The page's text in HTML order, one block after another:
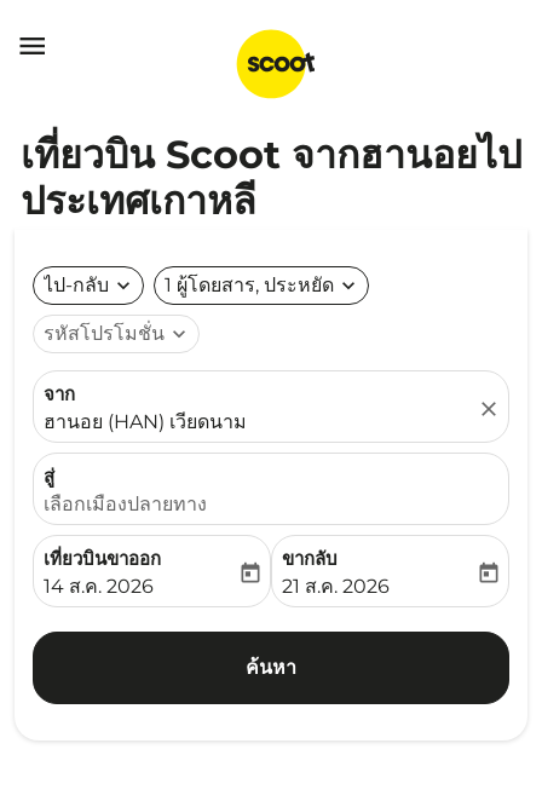

เที่ยวบิน Scoot จากฮานอยไป
ประเทศเกาหลี
ไป-กลับ expand_more 1 ผู้โดยสาร, ประหยัด expand_more
รหัสโปรโมชั่น expand_more
จาก
ฮานอย (HAN) เวียดนาม
close
สู่
เลือกเมืองปลายทาง
เที่ยวบินขาออก
fc-booking-departure-date-aria-label
14 ส.ค. 2026
today
ขากลับ
fc-booking-return-date-
21 ส.ค. 2026
today
ค้นหา